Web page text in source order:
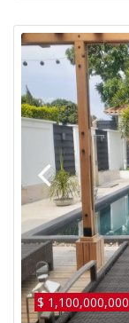
$ 1,100,000,000